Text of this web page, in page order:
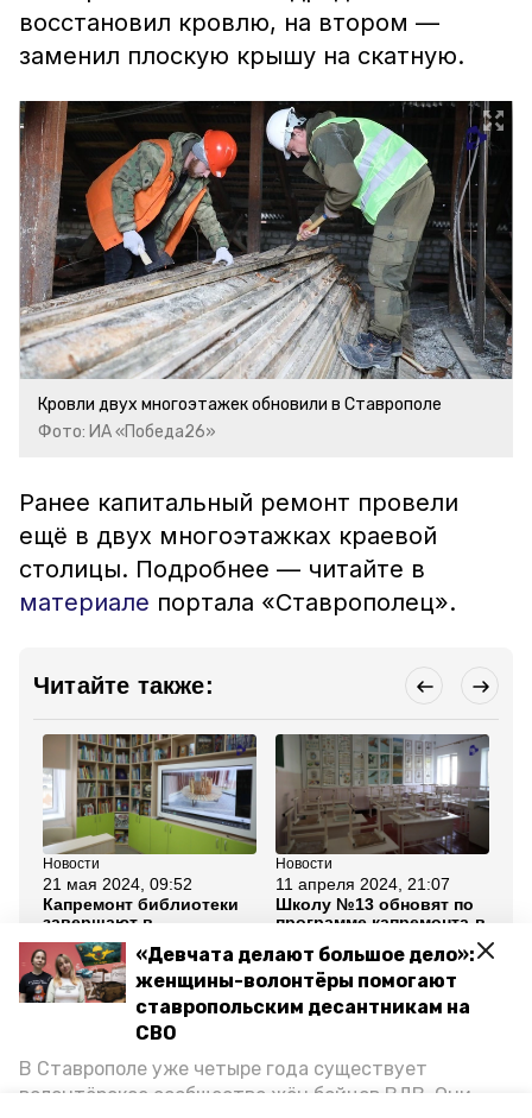
«Девчата делают большое дело»:
женщины-волонтёры помогают
ставропольским десантникам на
СВО
В Ставрополе уже четыре года существует
волонтёрское сообщество жён бойцов ВДВ. Они
восстановил кровлю, на втором —
заменил плоскую крышу на скатную.
Кровли двух многоэтажек обновили в Ставрополе
Фото: ИА «Победа26»
Ранее капитальный ремонт провели
ещё в двух многоэтажках краевой
столицы. Подробнее — читайте в
материале портала «Ставрополец».
Читайте также:
Новости
21 мая 2024, 09:52
Капремонт библиотеки
завершают в
Ставрополе
Новости
11 апреля 2024, 21:07
Школу №13 обновят по
программе капремонта в
Ставрополе по решению
губернатора
Все новости